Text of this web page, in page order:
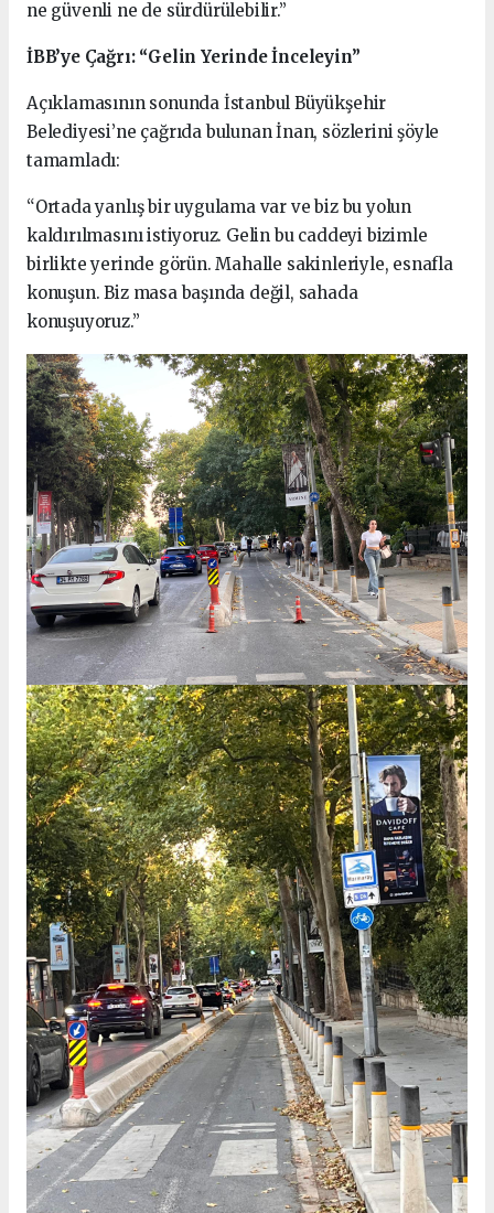
ne güvenli ne de sürdürülebilir.”
İBB’ye Çağrı: “Gelin Yerinde İnceleyin”
Açıklamasının sonunda İstanbul Büyükşehir
Belediyesi’ne çağrıda bulunan İnan, sözlerini şöyle
tamamladı:
“Ortada yanlış bir uygulama var ve biz bu yolun
kaldırılmasını istiyoruz. Gelin bu caddeyi bizimle
birlikte yerinde görün. Mahalle sakinleriyle, esnafla
konuşun. Biz masa başında değil, sahada
konuşuyoruz.”